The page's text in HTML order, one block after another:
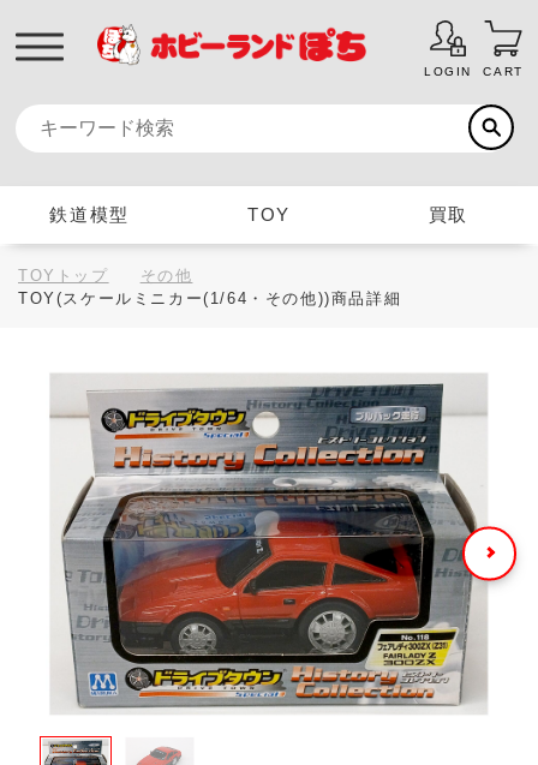
LOGIN CART
鉄道模型 TOY 買取
TOYトップ
その他
TOY(スケールミニカー(1/64・その他))商品詳細